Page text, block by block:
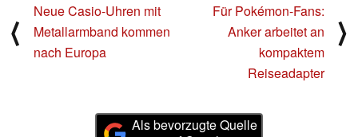
⟨
Neue Casio-Uhren mit
Metallarmband kommen
nach Europa
Für Pokémon-Fans:
Anker arbeitet an
kompaktem
Reiseadapter
⟩
Als bevorzugte Quelle